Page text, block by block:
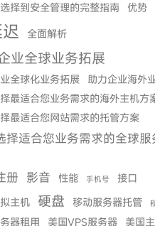
择到安全管理的完整指南 优势
全面解析
业全球业务拓展
全球化业务拓展
助力企业海外
最适合您业务需求的海外主机方
最适合您网站需求的托管方案
择适合您业务需求的全球服
册 影音 性能 手机号
接口
主机
硬盘 移动服务器托管
器租用
美国VPS服务器 美国